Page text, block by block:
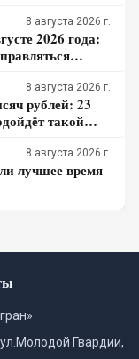
8 августа 2026 г.
2026 года:
8 августа 2026 г.
рублей: 23
такой
8 августа 2026 г.
лучшее время
Гвардии,